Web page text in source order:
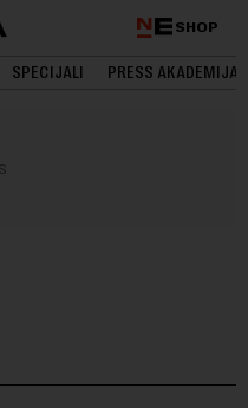
SHOP
SPECIJALI PRESS AKADEMIJA